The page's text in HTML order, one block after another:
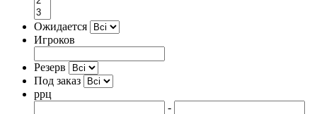
Ожидается
Игроков
Резерв
Под заказ
ррц
-